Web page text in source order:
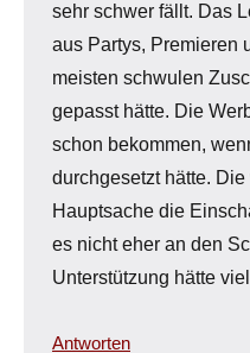
sehr schwer fällt. Das
aus Partys, Premieren
meisten schwulen
gepasst hätte. Die
schon bekommen,
durchgesetzt hätte.
Hauptsache die
es nicht eher an den
Unterstützung hätte
Antworten